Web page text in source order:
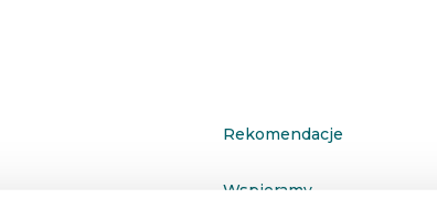
Rekomendacje
Wspieramy